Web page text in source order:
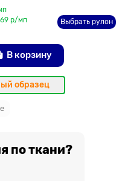
р/мп
Выбрать рулон
В корзину
образец
по ткани?